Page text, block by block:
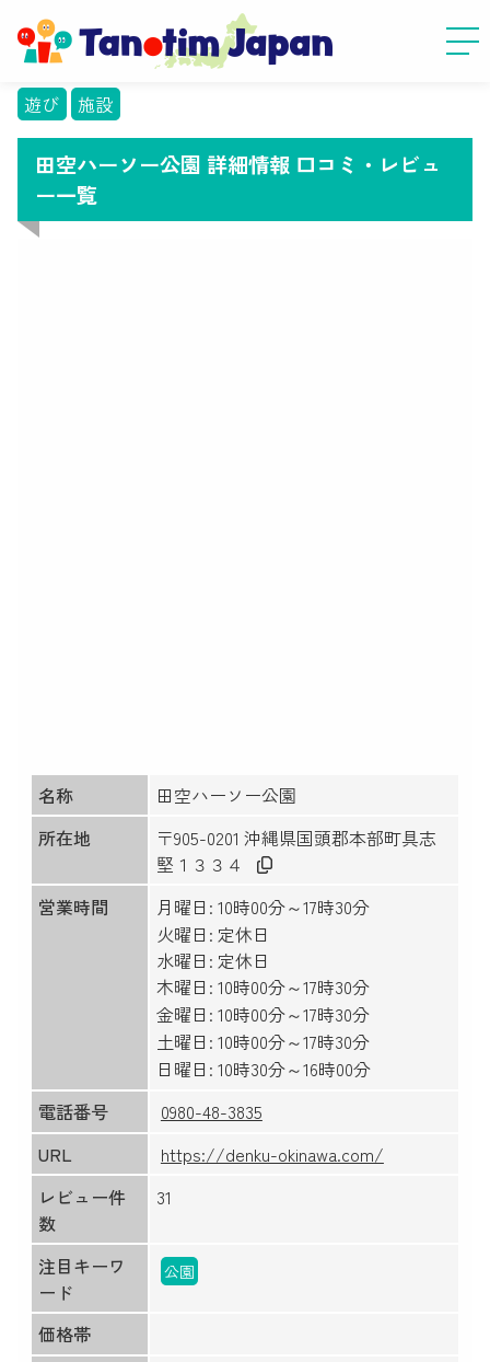
遊び 施設
田空ハーソー公園 詳細情報 口コミ・レビュ
ー一覧
名称
田空ハーソー公園
所在地
〒905-0201 沖縄県国頭郡本部町具志
堅１３３４
営業時間
月曜日: 10時00分～17時30分
火曜日: 定休日
水曜日: 定休日
木曜日: 10時00分～17時30分
金曜日: 10時00分～17時30分
土曜日: 10時00分～17時30分
日曜日: 10時30分～16時00分
電話番号
0980-48-3835
URL
https://denku-okinawa.com/
レビュー件
数
31
注目キーワ
ード
公園
価格帯